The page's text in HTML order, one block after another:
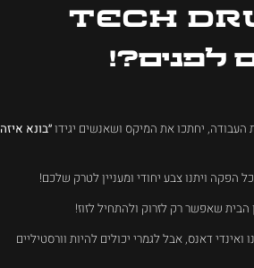
Tech
לפנים?!
העבודה, יחתכו את המיקס ושאנשים יגידו״בונא איזה
הפקה ויתנו צבע יחודי ומעניין לטרק שלכם!
שאפשר רק לזרוק ולהתחיל לזוז!
דאנס, אבל לגמרי יכולים להיות וורסטיליים